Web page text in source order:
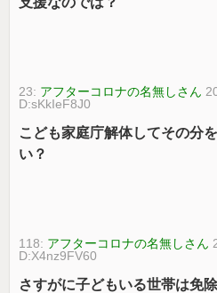
23: アフターコロナの名無しさん
D:sKkIeF8J0
こども家庭庁解体してその分
い？
118: アフターコロナの名無しさん
D:X4nz9FV60
さすがに子どもいる世帯は免